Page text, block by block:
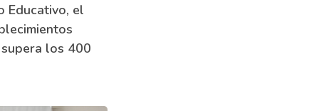
Educativo, el
los 400